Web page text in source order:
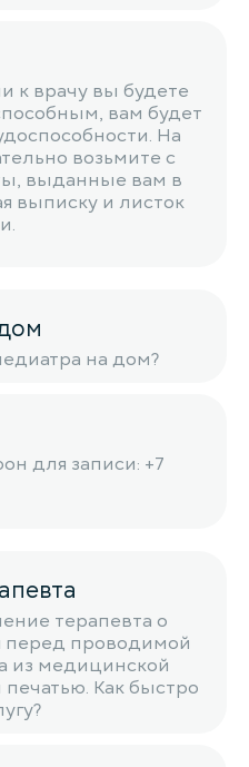
к врачу вы будете
вам будет
На
возьмите с
выданные вам в
выписку и листок
на дом?
для записи: +7
терапевта о
перед проводимой
из медицинской
Как быстро